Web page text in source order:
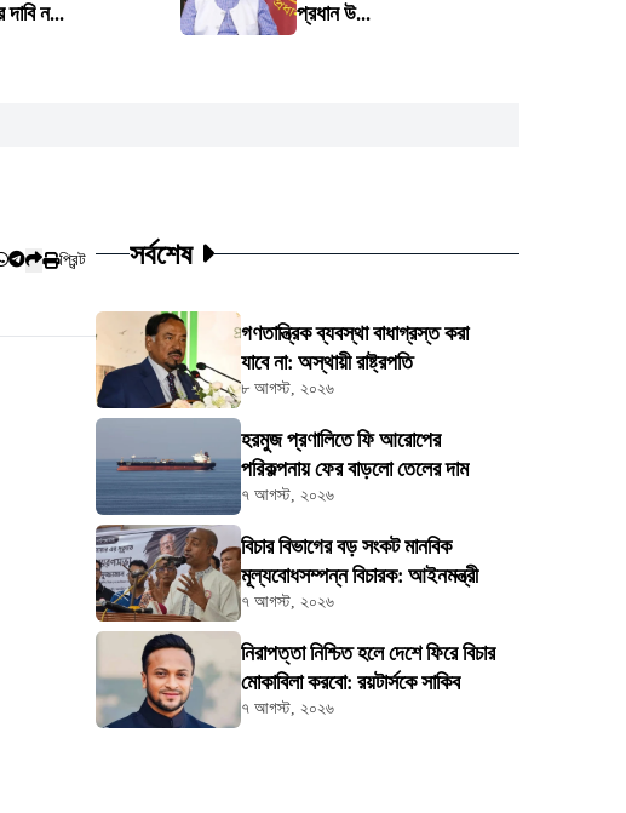
দাবি ন...
প্রধান উ...
প্রিন্ট সর্বশেষ
গণতান্ত্রিক ব্যবস্থা বাধাগ্রস্ত করা
যাবে না: অস্থায়ী রাষ্ট্রপতি
৮ আগস্ট, ২০২৬
হরমুজ প্রণালিতে ফি আরোপের
পরিকল্পনায় ফের বাড়লো তেলের দাম
৭ আগস্ট, ২০২৬
বিচার বিভাগের বড় সংকট মানবিক
মূল্যবোধসম্পন্ন বিচারক: আইনমন্ত্রী
৭ আগস্ট, ২০২৬
নিরাপত্তা নিশ্চিত হলে দেশে ফিরে বিচার
মোকাবিলা করবো: রয়টার্সকে সাকিব
৭ আগস্ট, ২০২৬